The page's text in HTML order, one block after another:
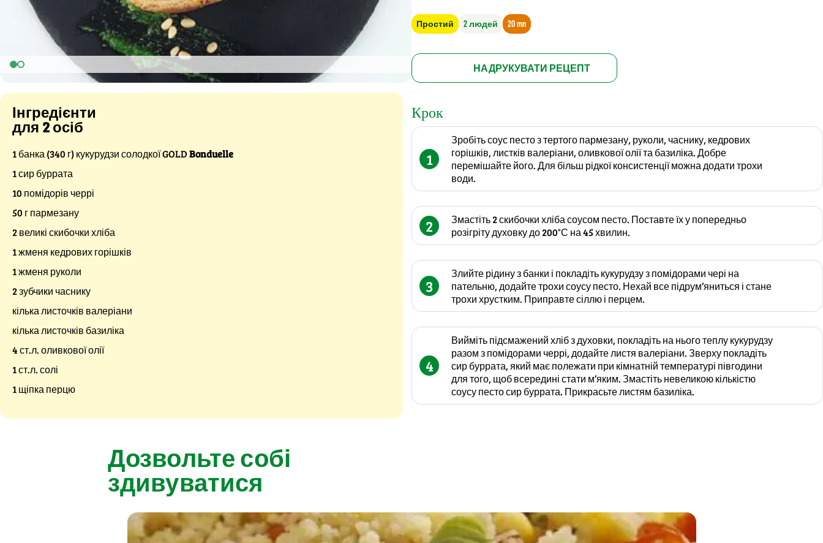
Простий 2 людей 20 mn
НАДРУКУВАТИ РЕЦЕПТ
Інгредієнти
для 2 осіб
1 банка (340 г) кукурудзи солодкої GOLDBonduelle
1 сир буррата
10 помідорів черрі
50 г пармезану
2 великі скибочки хліба
1 жменя кедрових горішків
1 жменя руколи
2 зубчики часнику
кілька листочків валеріани
кілька листочків базиліка
4 ст.л. оливкової олії
1 ст.л. солі
1 щіпка перцю
Крок
1
Зробіть соус песто з тертого пармезану, руколи, часнику, кедрових
горішків, листків валеріани, оливкової олії та базиліка. Добре
перемішайте його. Для більш рідкої консистенції можна додати трохи
води.
2
Змастіть 2 скибочки хліба соусом песто. Поставте їх у попередньо
розігріту духовку до 200°С на 45 хвилин.
3
Злийте рідину з банки і покладіть кукурудзу з помідорами чері на
пательню, додайте трохи соусу песто. Нехай все підрум’яниться і стане
трохи хрустким. Приправте сіллю і перцем.
4
Вийміть підсмажений хліб з духовки, покладіть на нього теплу кукурудзу
разом з помідорами черрі, додайте листя валеріани. Зверху покладіть
сир буррата, який має полежати при кімнатній температурі півгодини
для того, щоб всередині стати м’яким. Змастіть невеликою кількістю
соусу песто сир буррата. Прикрасьте листям базиліка.
Дозвольте собі
здивуватися